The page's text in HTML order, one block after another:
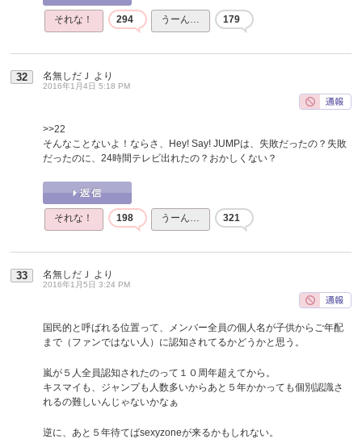
それな！ 294 うーん… 179
32 名無しだＪ より
2016年1月4日 5:18 PM
>>22
そんなことないよ！ならさ、Hey! Say! JUMPは、失敗だったの？失敗
だったのに、24時間テレビ出れたの？おかしくない？
それな！ 198 うーん… 321
33 名無しだＪ より
2016年1月5日 3:24 PM
国民的と呼ばれる位置って、メンバー全員の個人名が子供からご年配
まで（ファンではない人）に認知されてるかどうかと思う。
嵐が５人全員認知されたのって１０周年超えてから。
キスマイも、ジャンプも人数多いからあと５年かかっても個別認識さ
れるの難しいんじゃないかなぁ
逆に、あと５年待てばsexyzoneが来るかもしれない。